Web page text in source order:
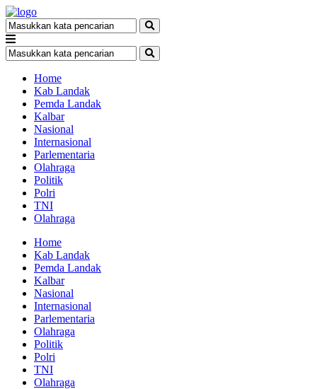
Home
Kab Landak
Pemda Landak
Kalbar
Nasional
Internasional
Parlementaria
Olahraga
Politik
Polri
TNI
Olahraga
Home
Kab Landak
Pemda Landak
Kalbar
Nasional
Internasional
Parlementaria
Olahraga
Politik
Polri
TNI
Olahraga